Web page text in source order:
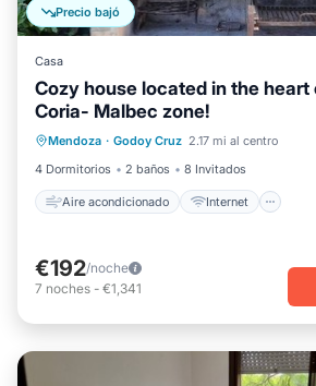
Precio bajó
Casa
Cozy house located in the heart
Coria- Malbec zone!
Mendoza · Godoy Cruz 2.17 mi al centro
4 Dormitorios
2 baños 8 Invitados
Aire acondicionado Internet
Aire acondicionado
Se admiten mascotas
Apto
€192/noche
7 noches - €1,341